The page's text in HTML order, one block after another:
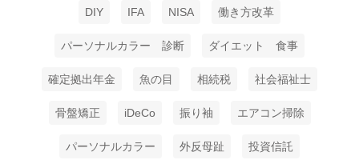
DIY IFA NISA 働き方改革
パーソナルカラー 診断 ダイエット 食事
確定拠出年金 魚の目 相続税 社会福祉士
骨盤矯正 iDeCo 振り袖 エアコン掃除
パーソナルカラー 外反母趾 投資信託